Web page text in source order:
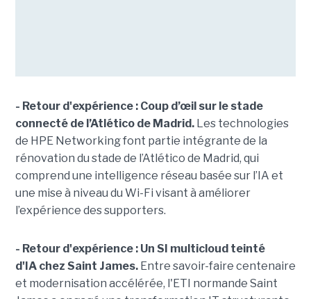
- Retour d'expérience : Coup d’œil sur le stade
connecté de l’Atlético de Madrid. Les technologies
de HPE Networking font partie intégrante de la
rénovation du stade de l’Atlético de Madrid, qui
comprend une intelligence réseau basée sur l’IA et
une mise à niveau du Wi-Fi visant à améliorer
l’expérience des supporters.
- Retour d'expérience : Un SI multicloud teinté
d'IA chez Saint James.Entre savoir-faire centenaire
et modernisation accélérée, l'ETI normande Saint